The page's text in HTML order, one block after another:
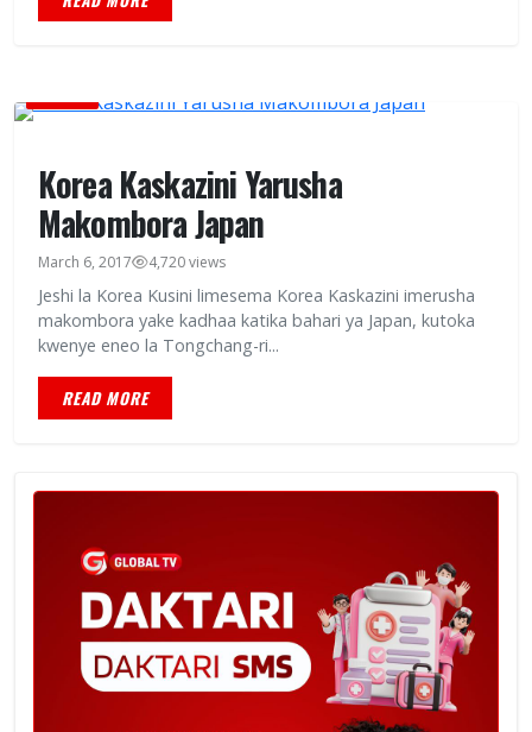
Korea Kaskazini Yarusha
Makombora Japan
March 6, 2017 4,720 views
Jeshi la Korea Kusini limesema Korea Kaskazini imerusha
makombora yake kadhaa katika bahari ya Japan, kutoka
kwenye eneo la Tongchang-ri...
READ MORE